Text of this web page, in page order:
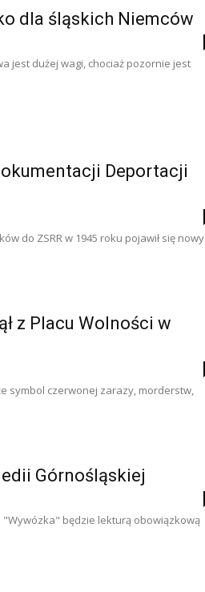
dla śląskich Niemców
jest dużej wagi, chociaż pozornie jest
Deportacji
do ZSRR w 1945 roku pojawił się nowy
z Placu Wolności w
symbol czerwonej zarazy, morderstw,
Górnośląskiej
"Wywózka" będzie lekturą obowiązkową